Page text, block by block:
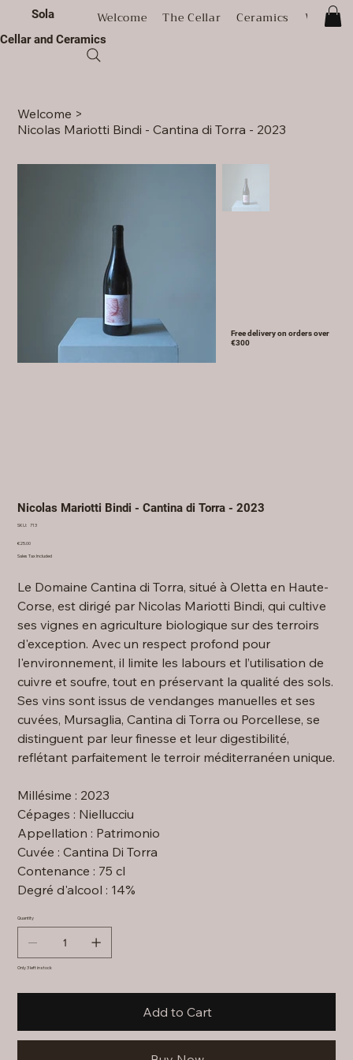
Cellar and Ceramics
Sola Welcome The Cellar Ceramics
Welcome >
Nicolas Mariotti Bindi - Cantina di Torra - 2023
Nicolas Mariotti Bindi - Cantina di Torra - 2023
SKU: SKU
713
Price
€25.00
Sales Tax Included
Le Domaine Cantina di Torra, situé à Oletta en Haute-
Corse, est dirigé par Nicolas Mariotti Bindi, qui cultive
ses vignes en agriculture biologique sur des terroirs
d'exception. Avec un respect profond pour
l'environnement, il limite les labours et l’utilisation de
cuivre et soufre, tout en préservant la qualité des sols.
Ses vins sont issus de vendanges manuelles et ses
cuvées, Mursaglia, Cantina di Torra ou Porcellese, se
distinguent par leur finesse et leur digestibilité,
reflétant parfaitement le terroir méditerranéen unique.
Millésime : 2023
Cépages : Niellucciu
Appellation : Patrimonio
Cuvée : Cantina Di Torra
Contenance : 75 cl
Degré d'alcool : 14%
Quantity
Only 3 left in stock
Add to Cart
Free delivery on orders over
€300